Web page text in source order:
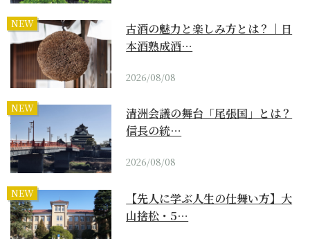
NEW
古酒の魅力と楽しみ方とは？｜日
本酒熟成酒…
2026/08/08
NEW
清洲会議の舞台「尾張国」とは？
信長の統…
2026/08/08
NEW
【先人に学ぶ人生の仕舞い方】大
山捨松・5…